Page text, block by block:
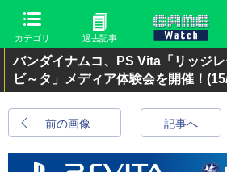
カテゴリ 過去記事
バンダイナムコ、PS Vita「リッジレ
ビ～タ」メディア体験会を開催！
前の画像 記事へ